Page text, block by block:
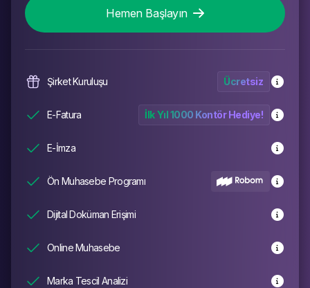
Hemen Başlayın
Şirket Kuruluşu Ücretsiz
E-Fatura İlk Yıl 1000 Kontör Hediye!
E-İmza
Ön Muhasebe Programı
Dijital Doküman Erişimi
Online Muhasebe
Marka Tescil Analizi